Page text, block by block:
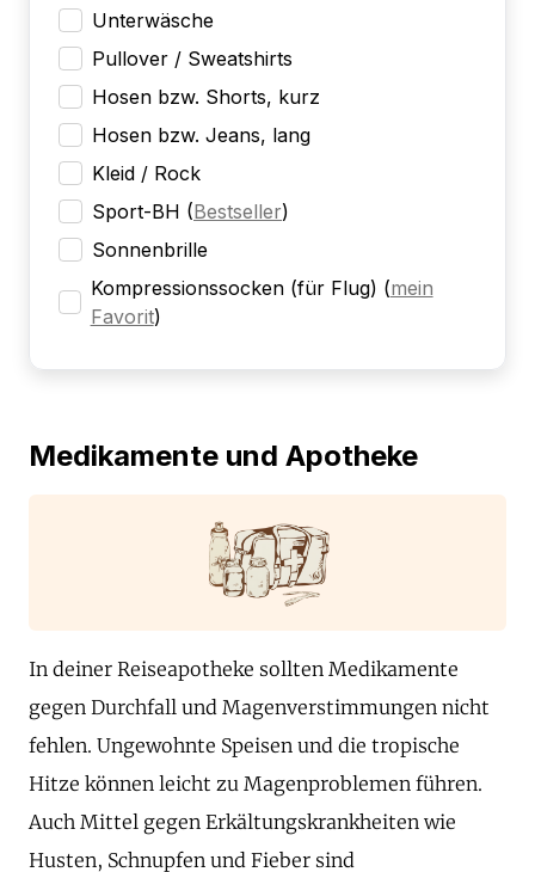
Unterwäsche
Pullover / Sweatshirts
Hosen bzw. Shorts, kurz
Hosen bzw. Jeans, lang
Kleid / Rock
Sport-BH (Bestseller)
Sonnenbrille
Kompressionssocken (für Flug) (mein
Favorit)
Medikamente und Apotheke
In deiner Reiseapotheke sollten Medikamente
gegen Durchfall und Magenverstimmungen nicht
fehlen. Ungewohnte Speisen und die tropische
Hitze können leicht zu Magenproblemen führen.
Auch Mittel gegen Erkältungskrankheiten wie
Husten, Schnupfen und Fieber sind